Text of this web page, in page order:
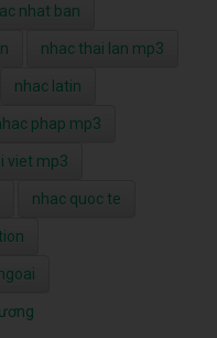
nhat ban
nhac thai lan mp3
nhac latin
phap mp3
viet mp3
nhac quoc te